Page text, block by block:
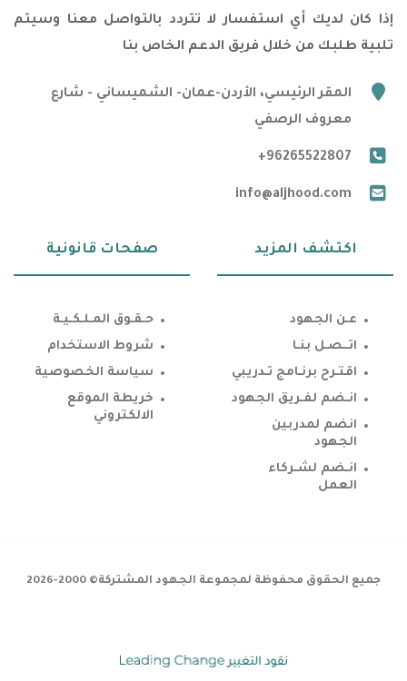
إذا كان لديك أي استفسار لا تتردد بالتواصل معنا وسيتم
تلبية طلبك من خلال فريق الدعم الخاص بنا
marker
المقر الرئيسي، الأردن-عمان- الشميساني - شارع
معروف الرصفي
phone
+96265522807
email
info@aljhood.com
صفحات قانونية
حـقـوق المـلـكـيـة
شروط الاستخدام
سياسة الخصوصية
خريطة الموقع
الالكتروني
اكتشف المزيد
عـن الجهود
اتــصـل بنـا
اقتـرح برنـامج تـدريبي
انـضم لفـريق الجهود
انضم لمدربين
الجهود
انـضم لشـركاء
العمل
جميع الحقوق محفوظة لمجموعة الجهود المشتركة© 2000-2026